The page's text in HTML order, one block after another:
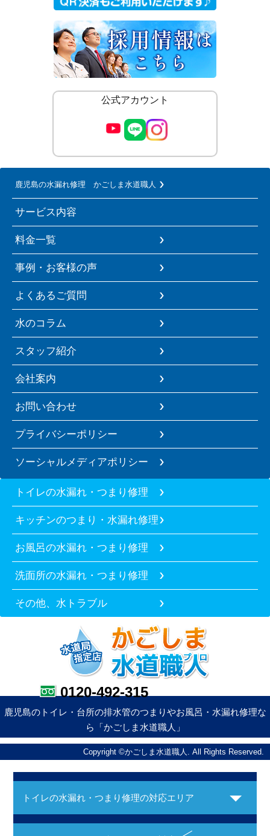
公式アカウント
鹿児島の水漏れ修理 かごしま水道職人
サービス内容
料金一覧
事例・お客様の声
よくあるご質問
水のコラム
スタッフ紹介
会社案内
お問い合わせ
プライバシーポリシー
ソーシャルメディアポリシー
トイレの水漏れ・つまり修理
キッチンのつまり・水漏れ修理
お風呂の水漏れ・つまり修理
洗面所の水漏れ・つまり修理
その他、水トラブル
0120-492-315
鹿児島のトイレ・台所の排水管のつまりやお風呂・水漏れ修理な
ら「かごしま水道職人」
Copyright ©かごしま水道職人. All Rights Reserved.
トイレの水漏れ・つまり修理の対応エリア